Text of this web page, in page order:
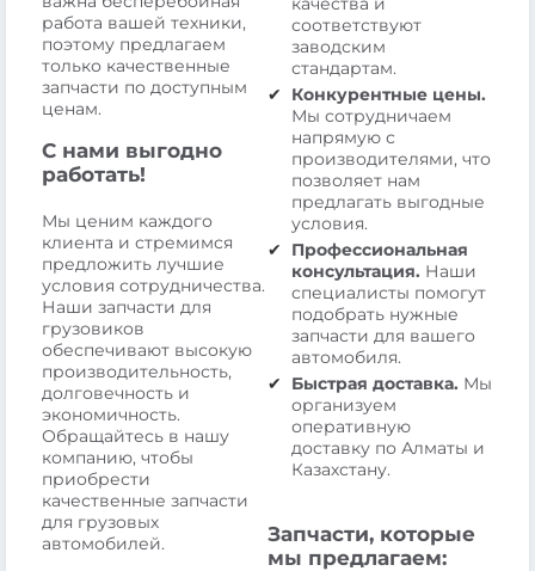
работа вашей техники,
поэтому предлагаем
только качественные
запчасти по доступным
ценам.
С нами выгодно
работать!
Мы ценим каждого
клиента и стремимся
предложить лучшие
условия сотрудничества.
Наши запчасти для
грузовиков
обеспечивают высокую
производительность,
долговечность и
экономичность.
Обращайтесь в нашу
компанию, чтобы
приобрести
качественные запчасти
для грузовых
автомобилей.
соответствуют
заводским
стандартам.
Конкурентные цены.
Мы сотрудничаем
напрямую с
производителями, что
позволяет нам
предлагать выгодные
условия.
Профессиональная
консультация. Наши
специалисты помогут
подобрать нужные
запчасти для вашего
автомобиля.
Быстрая доставка. Мы
организуем
оперативную
доставку по Алматы и
Казахстану.
Запчасти, которые
мы предлагаем: